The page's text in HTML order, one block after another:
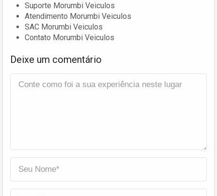
Suporte Morumbi Veiculos
Atendimento Morumbi Veiculos
SAC Morumbi Veiculos
Contato Morumbi Veiculos
Deixe um comentário